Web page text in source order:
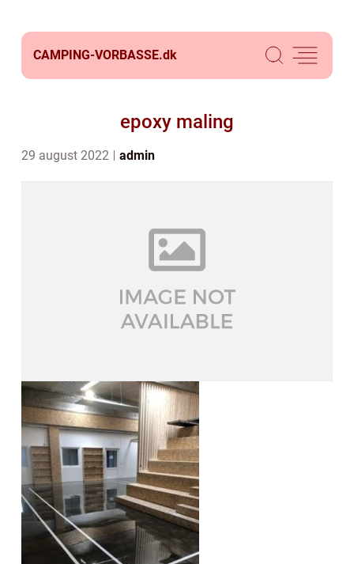
CAMPING-VORBASSE.dk
epoxy maling
29 august 2022 admin